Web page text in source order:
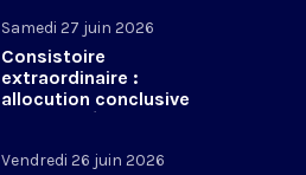
Samedi 27 juin 2026
Consistoire
extraordinaire :
allocution conclusive
du pape Léon XIV et Te
Vendredi 26 juin 2026